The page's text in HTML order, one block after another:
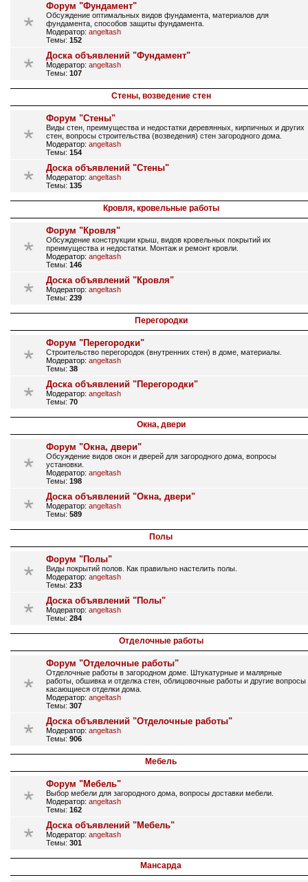
Форум "Фундамент"
Обсуждение оптимальных видов фундамента, материалов для
фундамента, способов защиты фундамента.
Модератор: angeltash
Темы: 152
Доска объявлений "Фундамент"
Модератор: angeltash
Темы: 107
Стены, возведение стен
Форум "Стены"
Виды стен, преимущества и недостатки деревянных, кирпичных и других
стен, вопросы строительства (возведения) стен загородного дома.
Модератор: angeltash
Темы: 154
Доска объявлений "Стены"
Модератор: angeltash
Темы: 135
Кровля, кровельные работы
Форум "Кровля"
Обсуждение конструкции крыш, видов кровельных покрытий их
преимущества и недостатки. Монтаж и ремонт кровли.
Модератор: angeltash
Темы: 146
Доска объявлений "Кровля"
Модератор: angeltash
Темы: 239
Перегородки
Форум "Перегородки"
Строительство перегородок (внутренних стен) в доме, материалы.
Модератор: angeltash
Темы: 38
Доска объявлений "Перегородки"
Модератор: angeltash
Темы: 70
Окна, двери
Форум "Окна, двери"
Обсуждение видов окон и дверей для загородного дома, вопросы
установки.
Модератор: angeltash
Темы: 198
Доска объявлений "Окна, двери"
Модератор: angeltash
Темы: 589
Полы
Форум "Полы"
Виды покрытий полов. Как правильно настелить полы.
Модератор: angeltash
Темы: 233
Доска объявлений "Полы"
Модератор: angeltash
Темы: 284
Отделочные работы
Форум "Отделочные работы"
Отделочные работы в загородном доме. Штукатурные и малярные
работы, обшивка и отделка стен, облицовочные работы и другие вопросы
касающиеся отделки дома.
Модератор: angeltash
Темы: 307
Доска объявлений "Отделочные работы"
Модератор: angeltash
Темы: 906
Мебель
Форум "Мебель"
Выбор мебели для загородного дома, вопросы доставки мебели.
Модератор: angeltash
Темы: 162
Доска объявлений "Мебель"
Модератор: angeltash
Темы: 301
Мансарда